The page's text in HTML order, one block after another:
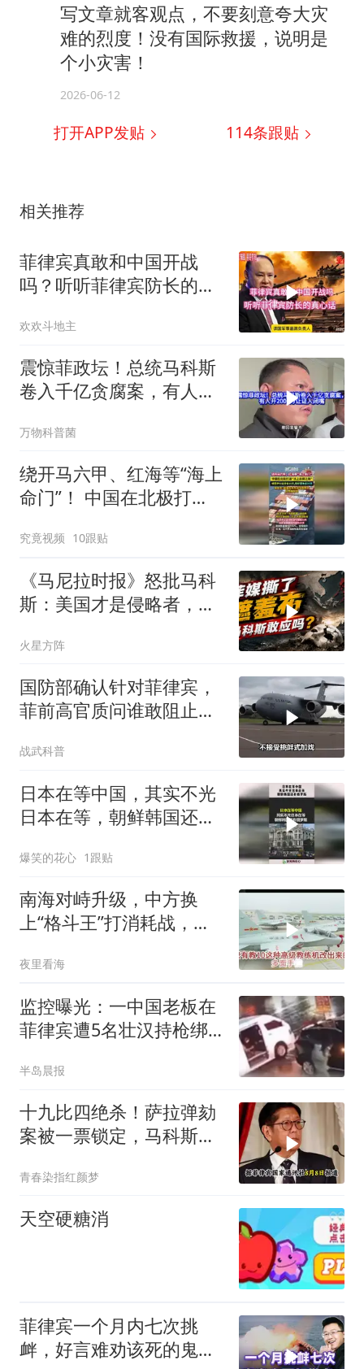
写文章就客观点，不要刻意夸大灾
难的烈度！没有国际救援，说明是
个小灾害！
2026-06-12
打开APP发贴 114条跟贴
相关推荐
菲律宾真敢和中国开战
吗？听听菲律宾防长的真
欢欢斗地主
震惊菲政坛！总统马科斯
卷入千亿贪腐案，有人开
万物科普菌
绕开马六甲、红海等“海上
命门”！ 中国在北极打
究竟视频 10跟贴
《马尼拉时报》怒批马科
斯：美国才是侵略者，你
火星方阵
国防部确认针对菲律宾，
菲前高官质问谁敢阻止中
战武科普
日本在等中国，其实不光
日本在等，朝鲜韩国还有
爆笑的花心 1跟贴
南海对峙升级，中方换
上“格斗王”打消耗战，马
夜里看海
监控曝光：一中国老板在
菲律宾遭5名壮汉持枪绑
半岛晨报
十九比四绝杀！萨拉弹劾
案被一票锁定，马科斯到
青春染指红颜梦
天空硬糖消
菲律宾一个月内七次挑
衅，好言难劝该死的鬼，